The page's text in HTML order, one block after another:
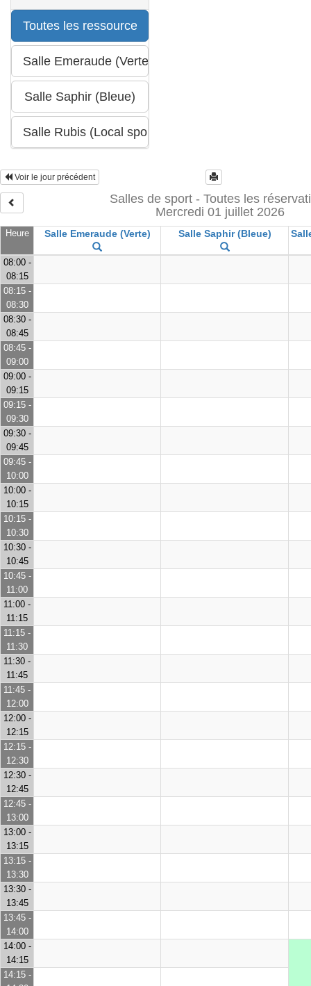
Voir le jour précédent
Salles de sport - Toutes les
Mercredi 01 juillet 2026
Heure Salle Emeraude (Verte) Salle Saphir (Bleue)
08:00 -
08:15
08:15 -
08:30
08:30 -
08:45
08:45 -
09:00
09:00 -
09:15
09:15 -
09:30
09:30 -
09:45
09:45 -
10:00
10:00 -
10:15
10:15 -
10:30
10:30 -
10:45
10:45 -
11:00
11:00 -
11:15
11:15 -
11:30
11:30 -
11:45
11:45 -
12:00
12:00 -
12:15
12:15 -
12:30
12:30 -
12:45
12:45 -
13:00
13:00 -
13:15
13:15 -
13:30
13:30 -
13:45
13:45 -
14:00
14:00 -
14:15
14:15 -